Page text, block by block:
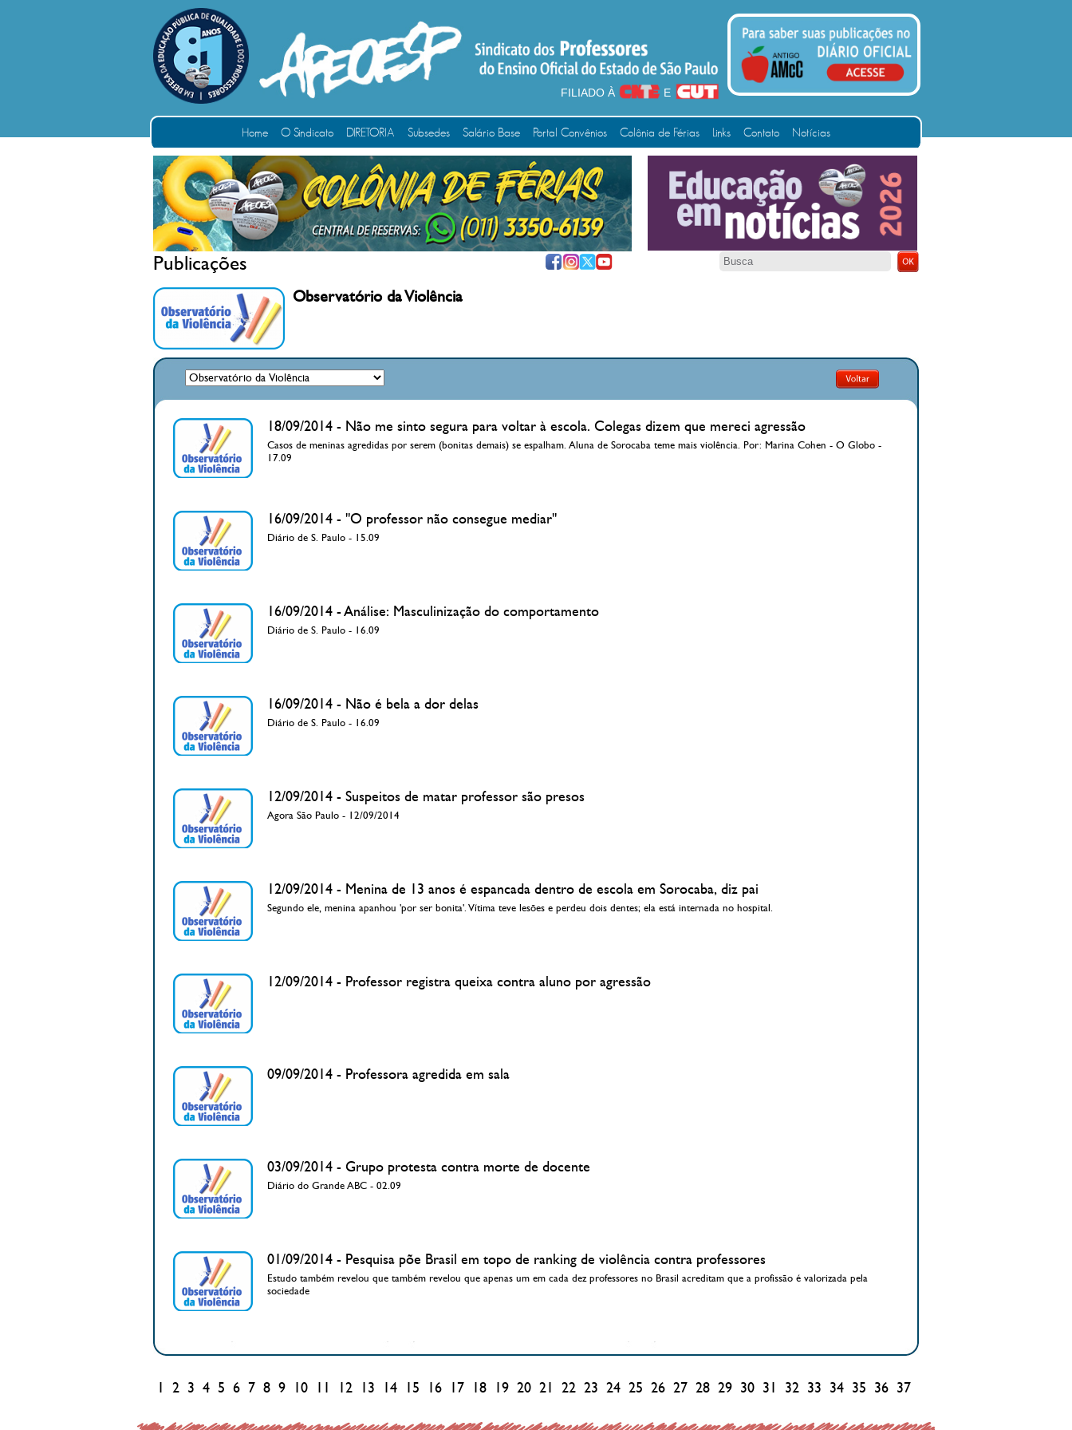
FILIADO À E
Home O Sindicato DIRETORIA Subsedes Salário Base Portal Convênios Colônia de Férias Links Contato Notícias
Publicações
Observatório da Violência
18/09/2014 - Não me sinto segura para voltar à escola. Colegas dizem que mereci agressão
Casos de meninas agredidas por serem (bonitas demais) se espalham. Aluna de Sorocaba teme mais violência. Por: Marina Cohen - O Globo -
17.09
16/09/2014 - "O professor não consegue mediar"
Diário de S. Paulo - 15.09
16/09/2014 - Análise: Masculinização do comportamento
Diário de S. Paulo - 16.09
16/09/2014 - Não é bela a dor delas
Diário de S. Paulo - 16.09
12/09/2014 - Suspeitos de matar professor são presos
Agora São Paulo - 12/09/2014
12/09/2014 - Menina de 13 anos é espancada dentro de escola em Sorocaba, diz pai
Segundo ele, menina apanhou 'por ser bonita'. Vítima teve lesões e perdeu dois dentes; ela está internada no hospital.
12/09/2014 - Professor registra queixa contra aluno por agressão
09/09/2014 - Professora agredida em sala
03/09/2014 - Grupo protesta contra morte de docente
Diário do Grande ABC - 02.09
01/09/2014 - Pesquisa põe Brasil em topo de ranking de violência contra professores
Estudo também revelou que também revelou que apenas um em cada dez professores no Brasil acreditam que a profissão é valorizada pela
sociedade
2 3 4 5 6 7 8 9 10 12 13 14 15 16 17 18 19 20 21 22 23 24 25 26 27 28 29 30 31 32 33 34 35 36 37